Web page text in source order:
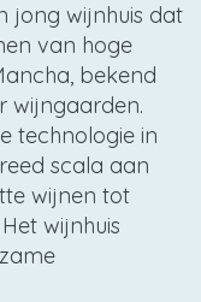
jong wijnhuis dat
van hoge
bekend
wijngaarden.
technologie in
scala aan
wijnen tot
wijnhuis